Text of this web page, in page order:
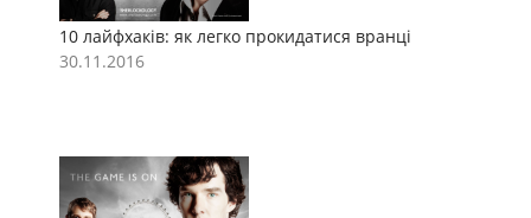
10 лайфхаків: як легко прокидатися вранці
30.11.2016